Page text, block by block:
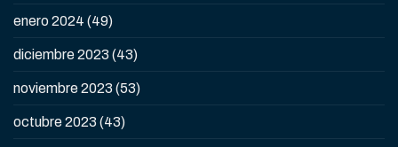
enero 2024 (49)
diciembre 2023 (43)
noviembre 2023 (53)
octubre 2023 (43)